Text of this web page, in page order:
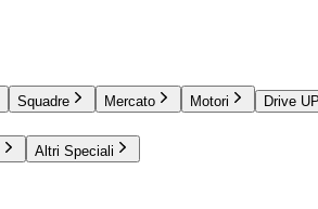
Squadre Mercato Motori Drive UP
Altri Speciali